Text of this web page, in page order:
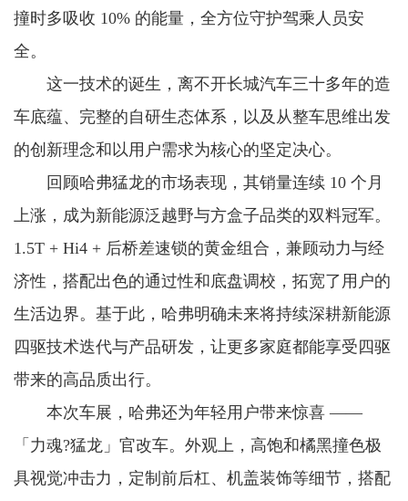
撞时多吸收 10% 的能量，全方位守护驾乘人员安
全。
这一技术的诞生，离不开长城汽车三十多年的造
车底蕴、完整的自研生态体系，以及从整车思维出发
的创新理念和以用户需求为核心的坚定决心。
回顾哈弗猛龙的市场表现，其销量连续 10 个月
上涨，成为新能源泛越野与方盒子品类的双料冠军。
1.5T + Hi4 + 后桥差速锁的黄金组合，兼顾动力与经
济性，搭配出色的通过性和底盘调校，拓宽了用户的
生活边界。基于此，哈弗明确未来将持续深耕新能源
四驱技术迭代与产品研发，让更多家庭都能享受四驱
带来的高品质出行。
本次车展，哈弗还为年轻用户带来惊喜 ——
「力魂?猛龙」官改车。外观上，高饱和橘黑撞色极
具视觉冲击力，定制前后杠、机盖装饰等细节，搭配